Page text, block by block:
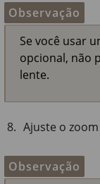
Observação
Se você usar
opcional, não
lente.
Ajuste o
Observação